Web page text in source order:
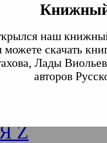
наш
можете скачать
Лады
авторов
СВА
Z